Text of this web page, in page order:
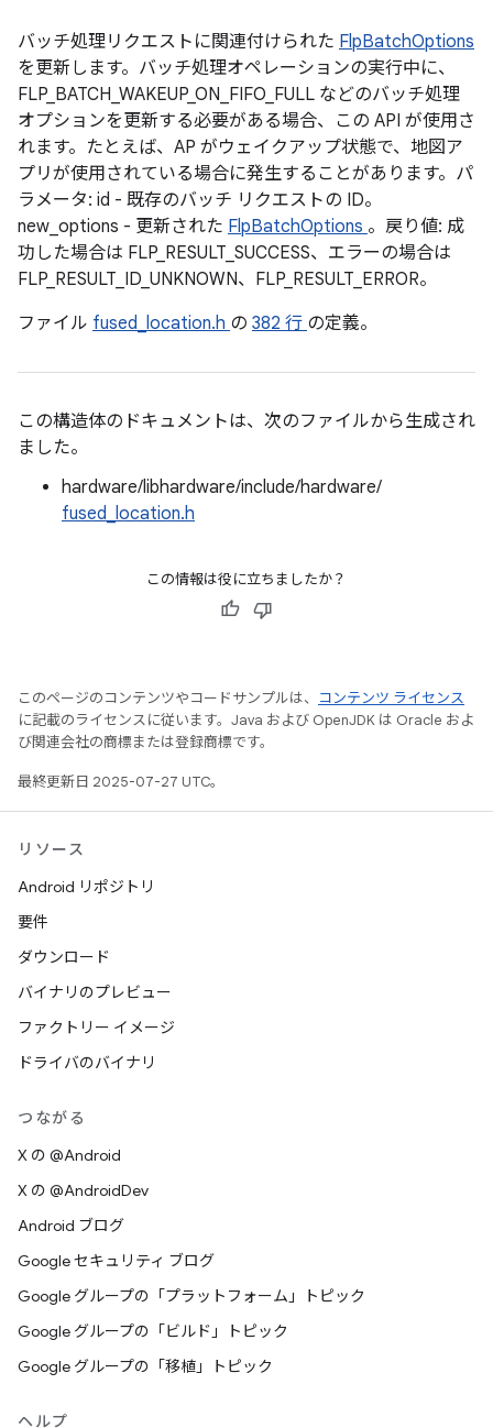
バッチ処理リクエストに関連付けられた FlpBatchOptions
を更新します。バッチ処理オペレーションの実行中に、
FLP_BATCH_WAKEUP_ON_FIFO_FULL などのバッチ処理
オプションを更新する必要がある場合、この API が使用さ
れます。たとえば、AP がウェイクアップ状態で、地図ア
プリが使用されている場合に発生することがあります。パ
ラメータ: id - 既存のバッチ リクエストの ID。
new_options - 更新された FlpBatchOptions 。戻り値: 成
功した場合は FLP_RESULT_SUCCESS、エラーの場合は
FLP_RESULT_ID_UNKNOWN、FLP_RESULT_ERROR。
ファイル fused_location.h の 382 行 の定義。
この構造体のドキュメントは、次のファイルから生成され
ました。
hardware/libhardware/include/hardware/
fused_location.h
この情報は役に立ちましたか？
このページのコンテンツやコードサンプルは、
コンテンツ ライセンス
に記載のライセンスに従います。Java および OpenJDK は Oracle およ
び関連会社の商標または登録商標です。
最終更新日 2025-07-27 UTC。
リソース
Android リポジトリ
要件
ダウンロード
バイナリのプレビュー
ファクトリー イメージ
ドライバのバイナリ
つながる
X の @Android
X の @AndroidDev
Android ブログ
Google セキュリティ ブログ
Google グループの「プラットフォーム」トピック
Google グループの「ビルド」トピック
Google グループの「移植」トピック
ヘルプ